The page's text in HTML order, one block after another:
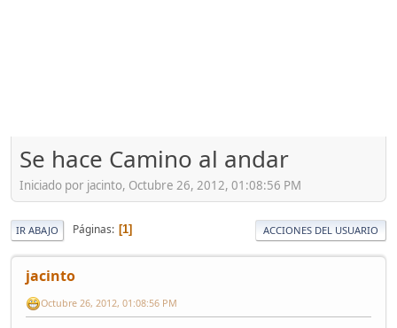
Se hace Camino al andar
Iniciado por jacinto, Octubre 26, 2012, 01:08:56 PM
IR ABAJO Páginas 1 ACCIONES DEL USUARIO
jacinto
Octubre 26, 2012, 01:08:56 PM